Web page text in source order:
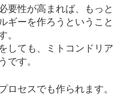
要性が高まれば、もっと
ギーを作ろうということ
。
しても、ミトコンドリア
です。
ロセスでも作られます。